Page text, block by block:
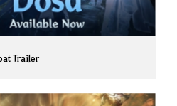
5 and Xbox Series X|S
Trailer